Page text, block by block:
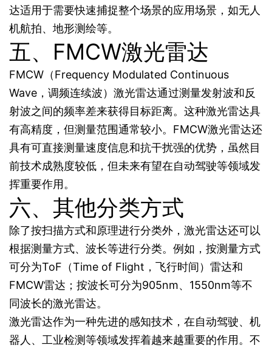
达适用于需要快速捕捉整个场景的应用场景，如无人
机航拍、地形测绘等。
五、FMCW激光雷达
FMCW（Frequency Modulated Continuous
Wave，调频连续波）激光雷达通过测量发射波和反
射波之间的频率差来获得目标距离。这种激光雷达具
有高精度，但测量范围通常较小。FMCW激光雷达还
具有可直接测量速度信息和抗干扰强的优势，虽然目
前技术成熟度较低，但未来有望在自动驾驶等领域发
挥重要作用。
六、其他分类方式
除了按扫描方式和原理进行分类外，激光雷达还可以
根据测量方式、波长等进行分类。例如，按测量方式
可分为ToF（Time of Flight，飞行时间）雷达和
FMCW雷达；按波长可分为905nm、1550nm等不
同波长的激光雷达。
激光雷达作为一种先进的感知技术，在自动驾驶、机
器人、工业检测等领域发挥着越来越重要的作用。不